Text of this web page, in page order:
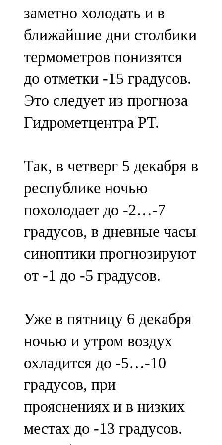
107,8 FM
Теләче
106,1 FM
Түбән Кама
102,6 FM
Чирмешән
Чистай
103,0 FM
Чүпрәле
91,0 FM
Шәмәрдән
102,3 FM
107,0 FM
Яр Чаллы
105,5 FM
заметно холодать и в
ближайшие дни столбики
термометров понизятся
до отметки -15 градусов.
Это следует из прогноза
Гидрометцентра РТ.
Так, в четверг 5 декабря в
республике ночью
похолодает до -2…-7
градусов, в дневные часы
синоптики прогнозируют
от -1 до -5 градусов.
Уже в пятницу 6 декабря
ночью и утром воздух
охладится до -5…-10
градусов, при
прояснениях и в низких
местах до -13 градусов.